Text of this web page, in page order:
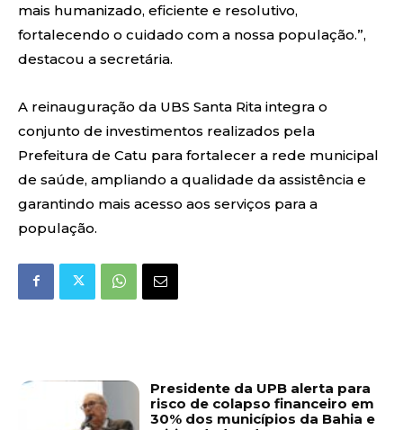
mais humanizado, eficiente e resolutivo,
fortalecendo o cuidado com a nossa população.”,
destacou a secretária.
A reinauguração da UBS Santa Rita integra o
conjunto de investimentos realizados pela
Prefeitura de Catu para fortalecer a rede municipal
de saúde, ampliando a qualidade da assistência e
garantindo mais acesso aos serviços para a
população.
Presidente da UPB alerta para
risco de colapso financeiro em
30% dos municípios da Bahia e